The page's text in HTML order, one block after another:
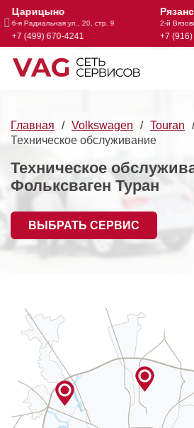
Царицыно
6-я Радиальная ул., 20, стр. 9
+7 (499) 670-4241
2-й
+7
Главная Volkswagen
Touran
Техническое обслуживание
Техническое
Фольксваген Туран
ВЫБРАТЬ СЕРВИС